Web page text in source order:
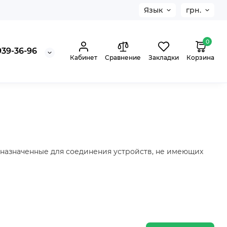
Язык грн.
36-96
Кабинет Сравнение Закладки
0
Корзина
для соединения устройств, не имеющих